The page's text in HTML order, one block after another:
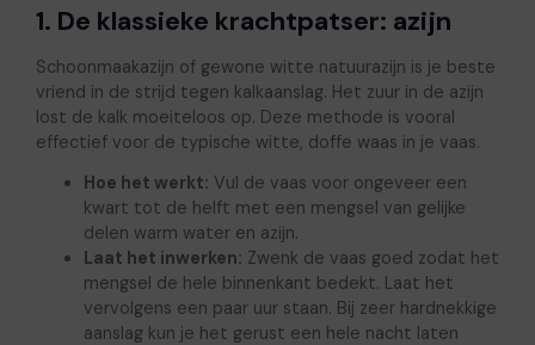
1. De klassieke krachtpatser: azijn
Schoonmaakazijn of gewone witte natuurazijn is je beste
vriend in de strijd tegen kalkaanslag. Het zuur in de azijn
lost de kalk moeiteloos op. Deze methode is vooral
effectief voor de typische witte, doffe waas in je vaas.
Hoe het werkt: Vul de vaas voor ongeveer een
kwart tot de helft met een mengsel van gelijke
delen warm water en azijn.
Laat het inwerken: Zwenk de vaas goed zodat het
mengsel de hele binnenkant bedekt. Laat het
vervolgens een paar uur staan. Bij zeer hardnekkige
aanslag kun je het gerust een hele nacht laten